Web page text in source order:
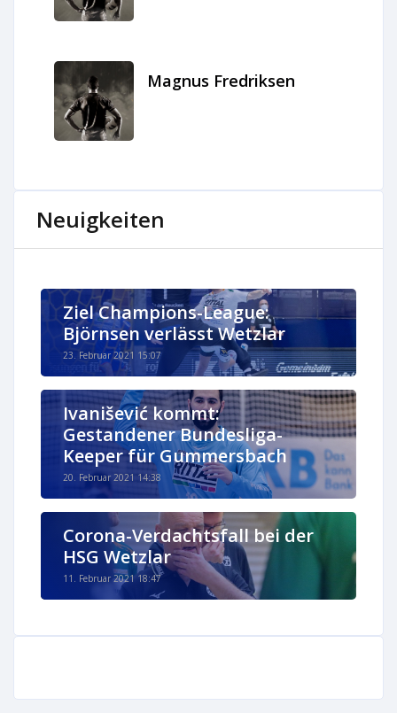
Magnus Fredriksen
Neuigkeiten
Ziel Champions-League:
Björnsen verlässt Wetzlar
23. Februar 2021 15:07
Ivanišević kommt:
Gestandener Bundesliga-
Keeper für Gummersbach
20. Februar 2021 14:38
Corona-Verdachtsfall bei der
HSG Wetzlar
11. Februar 2021 18:47